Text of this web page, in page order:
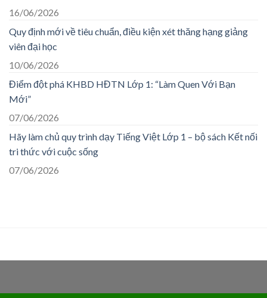
16/06/2026
Quy định mới về tiêu chuẩn, điều kiện xét thăng hạng giảng
viên đại học
10/06/2026
Điểm đột phá KHBD HĐTN Lớp 1: “Làm Quen Với Bạn
Mới”
07/06/2026
Hãy làm chủ quy trình dạy Tiếng Việt Lớp 1 – bộ sách Kết nối
tri thức với cuộc sống
07/06/2026